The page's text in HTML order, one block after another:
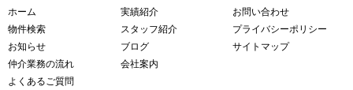
ホーム
物件検索
お知らせ
仲介業務の流れ
よくあるご質問
実績紹介
スタッフ紹介
ブログ
会社案内
お問い合わせ
プライバシーポリシー
サイトマップ